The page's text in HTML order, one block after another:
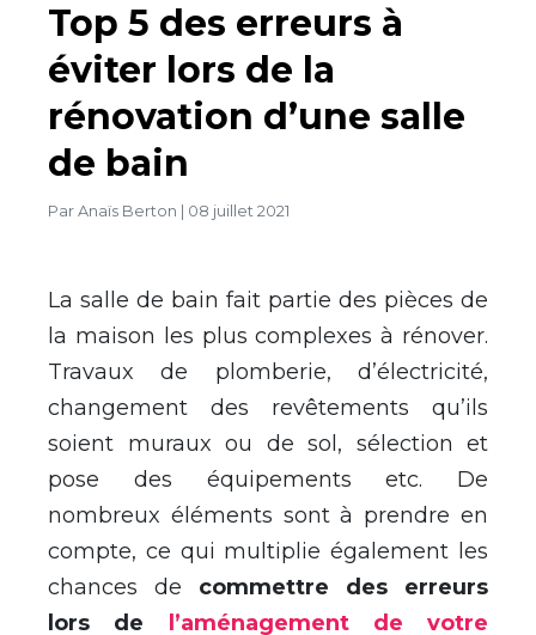
Top 5 des erreurs à
éviter lors de la
rénovation d’une salle
de bain
Par Anaïs Berton 08 juillet 2021
La salle de bain fait partie des pièces de
la maison les plus complexes à rénover.
Travaux de plomberie, d’électricité,
changement des revêtements qu’ils
soient muraux ou de sol, sélection et
pose des équipements etc. De
nombreux éléments sont à prendre en
compte, ce qui multiplie également les
chances de commettre des erreurs
lors de l’aménagement de votre